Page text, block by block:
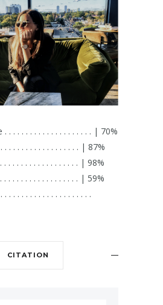
. . . . . . . . . . . . . . . . . . . . | 70%
. . . . . . . . . . . . . . . . . . | 87%
. . . . . . . . . . . . . . . . . . | 98%
. . . . . . . . . . . . . . . . . | 59%
. . . . . . . . . . . . . . . . . . . .
CITATION